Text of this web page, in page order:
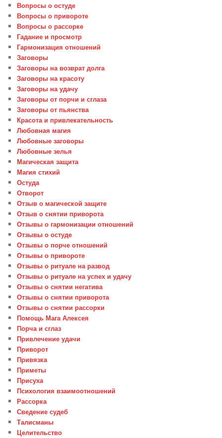
Вопросы о остуде
Вопросы о привороте
Вопросы о рассорке
Гадание и просмотр
Гармонизация отношений
Заговоры
Заговоры на возврат долга
Заговоры на красоту
Заговоры на удачу
Заговоры от порчи и сглаза
Заговоры от пьянства
Красота и привлекательность
Любовная магия
Любовные заговоры
Любовные зелья
Магическая защита
Магия стихий
Остуда
Отворот
Отзыв о магической защите
Отзыв о снятии приворота
Отзывы о гармонизации отношений
Отзывы о остуде
Отзывы о порче отношений
Отзывы о привороте
Отзывы о ритуале на развод
Отзывы о ритуале на успех и удачу
Отзывы о снятии негатива
Отзывы о снятии приворота
Отзывы о снятии рассорки
Помощь Мага Алексея
Порча и сглаз
Привлечение удачи
Приворот
Привязка
Приметы
Присуха
Психология взаимоотношений
Рассорка
Сведение судеб
Талисманы
Целительство